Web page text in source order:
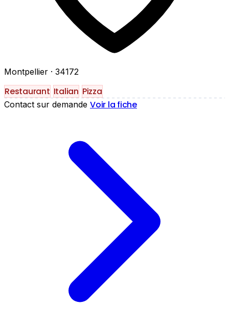
Montpellier · 34172
Restaurant Italian Pizza
Contact sur demande Voir la fiche